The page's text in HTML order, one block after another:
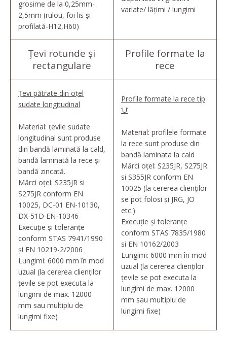
grosime de la 0,25mm-
2,5mm (rulou, foi lis și
profilată-H12,H60)
variate/ lățimi / lungimi
Țevi rotunde și
rectangulare
Profile formate la
rece
Țevi pătrate din oțel
sudate longitudinal
Material: țevile sudate
longitudinal sunt produse
din bandă laminată la cald,
bandă laminată la rece și
bandă zincată.
Mărci oțel: S235JR si
S275JR conform EN
10025, DC-01 EN-10130,
DX-51D EN-10346
Execuție și toleranțe
conform STAS 7941/1990
și EN 10219-2/2006
Lungimi: 6000 mm în mod
uzual (la cererea clienților
țevile se pot executa la
lungimi de max. 12000
mm sau multiplu de
lungimi fixe)
Profile formate la rece tip
‘U’
Material: profilele formate
la rece sunt produse din
bandă laminata la cald
Mărci oțel: S235JR, S275JR
si S355JR conform EN
10025 (la cererea clienților
se pot folosi și JRG, JO
etc.)
Execuție și toleranțe
conform STAS 7835/1980
si EN 10162/2003
Lungimi: 6000 mm în mod
uzual (la cererea clienților
țevile se pot executa la
lungimi de max. 12000
mm sau multiplu de
lungimi fixe)